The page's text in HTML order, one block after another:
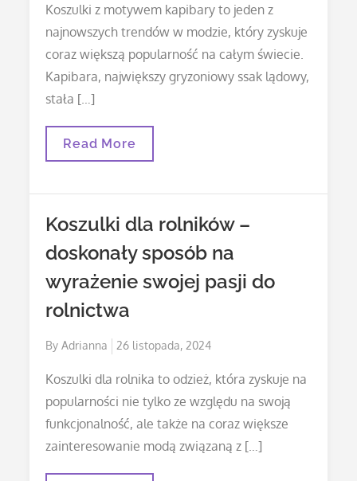
Koszulki z motywem kapibary to jeden z
najnowszych trendów w modzie, który zyskuje
coraz większą popularność na całym świecie.
Kapibara, największy gryzoniowy ssak lądowy,
stała […]
Kapibara
Urok
Humor
Jednym
Wzorze
Read More
Koszulki dla rolników –
doskonały sposób na
wyrażenie swojej pasji do
rolnictwa
ByAdrianna
Posted
26 listopada, 2024
Koszulki dla rolnika to odzież, która zyskuje na
popularności nie tylko ze względu na swoją
funkcjonalność, ale także na coraz większe
zainteresowanie modą związaną z […]